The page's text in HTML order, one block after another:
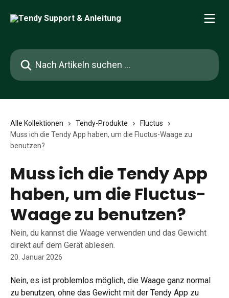
Nach Artikeln suchen …
Alle Kollektionen Tendy-Produkte
Fluctus
Muss ich die Tendy App haben, um die Fluctus-Waage zu
benutzen?
Muss ich die Tendy App
haben, um die Fluctus-
Waage zu benutzen?
Nein, du kannst die Waage verwenden und das Gewicht
direkt auf dem Gerät ablesen.
20. Januar 2026
Nein, es ist problemlos möglich, die Waage ganz normal
zu benutzen, ohne das Gewicht mit der Tendy App zu